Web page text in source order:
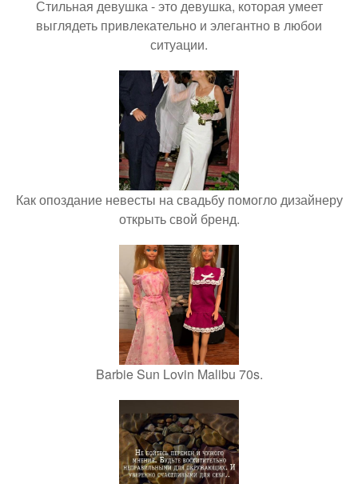
Стильная девушка - это девушка, которая умеет
выглядеть привлекательно и элегантно в любои
ситуации.
Как опоздание невесты на свадьбу помогло дизайнеру
открыть свой бренд.
Barbie Sun Lovin Malibu 70s.